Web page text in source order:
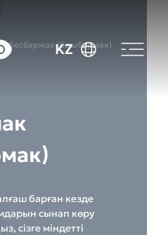
KZ
Бесбармак (бешбармак)
барған кезде
сынап көру
сізге міндетті